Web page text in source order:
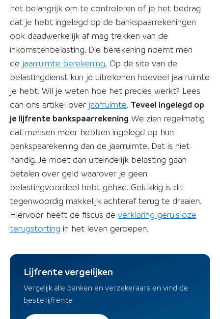
het belangrijk om te controleren of je het bedrag
dat je hebt ingelegd op de bankspaarrekeningen
ook daadwerkelijk af mag trekken van de
inkomstenbelasting. Die berekening noemt men
de jaarruimte berekening. Op de site van de
belastingdienst kun je uitrekenen hoeveel jaarruimte
je hebt. Wil je weten hoe het precies werkt? Lees
dan ons artikel over jaarruimte. Teveel ingelegd op
je lijfrente bankspaarrekening We zien regelmatig
dat mensen meer hebben ingelegd op hun
bankspaarekening dan de jaarruimte. Dat is niet
handig. Je moet dan uiteindelijk belasting gaan
betalen over geld waarover je geen
belastingvoordeel hebt gehad. Gelukkig is dit
tegenwoordig makkelijk achteraf terug te draaien.
Hiervoor heeft de fiscus de verklaring geruisloze
terugstorting in het leven geroepen.
Lijfrente vergelijken
Vergelijk alle banken en verzekeraars en vind de
beste lijfrente